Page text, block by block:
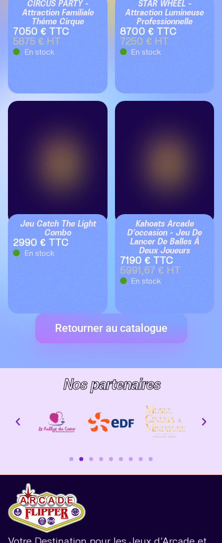
CIRCUS PARTY –
Attraction Familiale
Thème Cirque
7050 € TTC
5875 € HT
En stock
STAR WHEEL –
Attraction Lumineuse
Professionnelle
8700 € TTC
7250 € HT
En stock
Jeu Catch The Light
Combo
2990 € TTC
En stock
Kahoats Arcade
D’occasion – Jeu De
Lancer De Balles À
Deux Joueurs
7190 € TTC
5991,67 € HT
En stock
Retourner au catalogue
Nos partenaires
Votre Destination pour les Jeux d’Arcade et